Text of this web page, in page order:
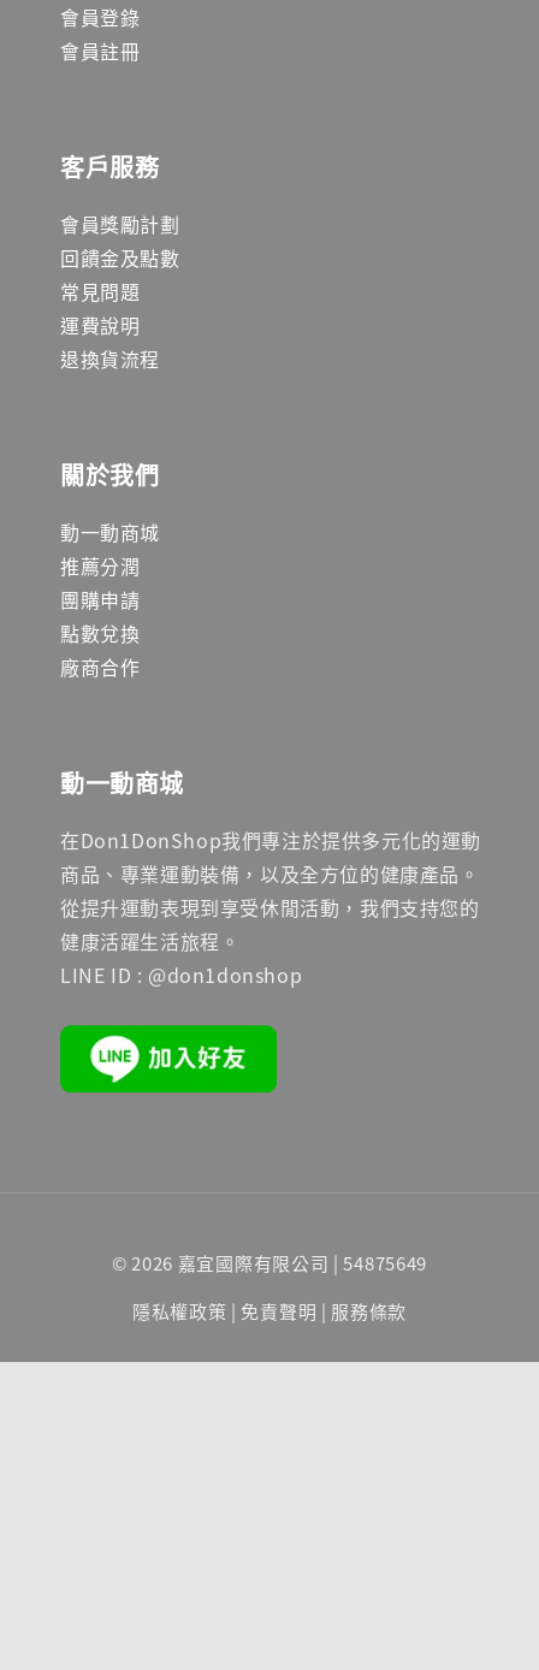
會員登錄
會員註冊
客戶服務
會員獎勵計劃
回饋金及點數
常見問題
運費說明
退換貨流程
關於我們
動一動商城
推薦分潤
團購申請
點數兌換
廠商合作
動一動商城
在Don1DonShop我們專注於提供多元化的運動
商品、專業運動裝備，以及全方位的健康產品。
從提升運動表現到享受休閒活動，我們支持您的
健康活躍生活旅程。
LINE ID : @don1donshop
© 2026 嘉宜國際有限公司 | 54875649
隱私權政策 | 免責聲明 | 服務條款